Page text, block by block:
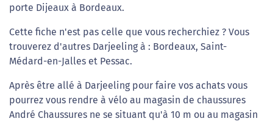
porte Dijeaux à Bordeaux.
Cette fiche n'est pas celle que vous recherchiez ? Vous
trouverez d'autres Darjeeling à : Bordeaux, Saint-
Médard-en-Jalles et Pessac.
Après être allé à Darjeeling pour faire vos achats vous
pourrez vous rendre à vélo au magasin de chaussures
André Chaussures ne se situant qu'à 10 m ou au magasin